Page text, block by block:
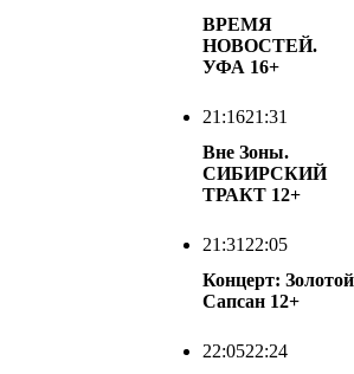
ВРЕМЯ
НОВОСТЕЙ.
УФА 16+
21:1621:31
Вне Зоны.
СИБИРСКИЙ
ТРАКТ 12+
21:31 22:05
Концерт: Золотой
Сапсан 12+
22:0522:24